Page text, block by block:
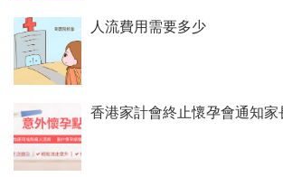
人流費用需要多少
香港家計會終止懷孕會通知家